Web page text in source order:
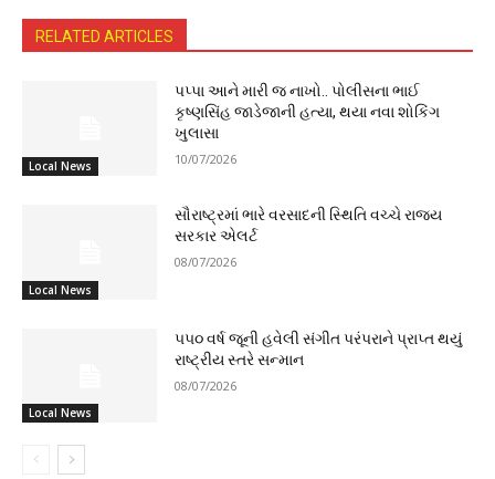
RELATED ARTICLES
Local News
પપ્પા આને મારી જ નાખો.. પોલીસના ભાઈ
કૃષ્ણસિંહ જાડેજાની હત્યા, થયા નવા શોકિંગ
ખુલાસા
10/07/2026
Local News
સૌરાષ્ટ્રમાં ભારે વરસાદની સ્થિતિ વચ્ચે રાજ્ય
સરકાર એલર્ટ
08/07/2026
Local News
૫૫૦ વર્ષ જૂની હવેલી સંગીત પરંપરાને પ્રાપ્ત થયું
રાષ્ટ્રીય સ્તરે સન્માન
08/07/2026